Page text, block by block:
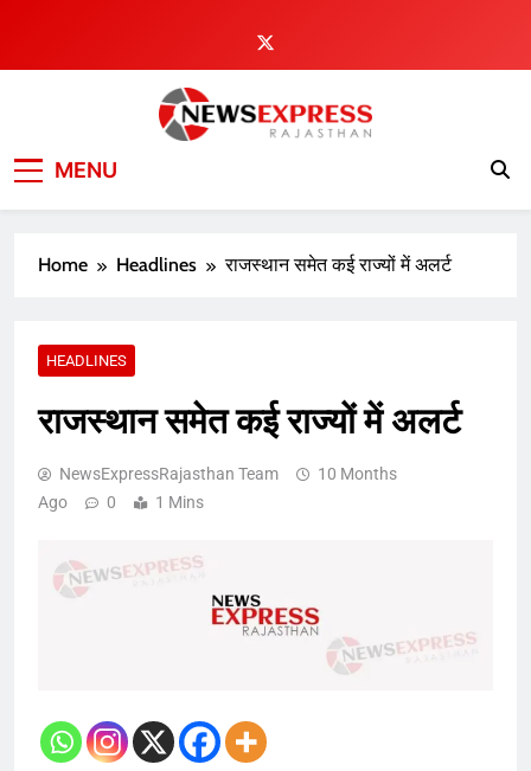
content
MENU
Home Headlines राजस्थान समेत कई राज्यों में अलर्ट
HEADLINES
राजस्थान समेत कई राज्यों में अलर्ट
NewsExpressRajasthan Team
10 Months
Ago
0 1 Mins